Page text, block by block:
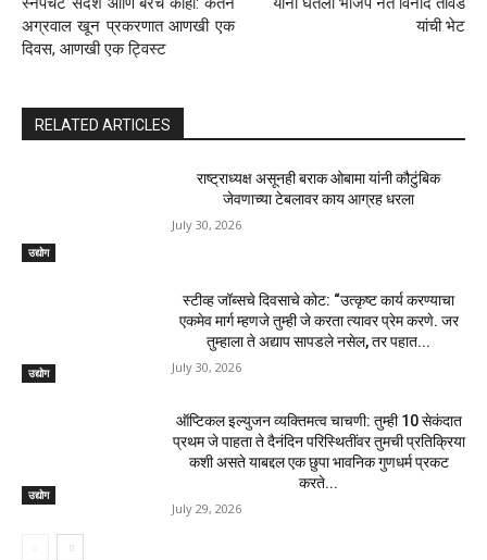
अग्रवाल खून प्रकरणात आणखी एक
दिवस, आणखी एक ट्विस्ट
यांची भेट
RELATED ARTICLES
उद्योग
राष्ट्राध्यक्ष असूनही बराक ओबामा यांनी कौटुंबिक
जेवणाच्या टेबलावर काय आग्रह धरला
July 30, 2026
उद्योग
स्टीव्ह जॉब्सचे दिवसाचे कोट: “उत्कृष्ट कार्य करण्याचा
एकमेव मार्ग म्हणजे तुम्ही जे करता त्यावर प्रेम करणे. जर
तुम्हाला ते अद्याप सापडले नसेल, तर पहात...
July 30, 2026
उद्योग
ऑप्टिकल इल्युजन व्यक्तिमत्व चाचणी: तुम्ही 10 सेकंदात
प्रथम जे पाहता ते दैनंदिन परिस्थितींवर तुमची प्रतिक्रिया
कशी असते याबद्दल एक छुपा भावनिक गुणधर्म प्रकट
करते...
July 29, 2026